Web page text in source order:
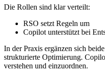
Die Rollen sind klar verteilt:
RSO setzt Regeln um
Copilot unterstützt bei
In der Praxis ergänzen sich
strukturierte Optimierung.
verstehen und einzuordnen.